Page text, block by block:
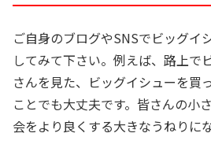
ご自身のブログやSNSでビッグイ
してみて下さい。例えば、路上で
さんを見た、ビッグイシューを買
ことでも大丈夫です。皆さんの小
会をより良くする大きなうねりに